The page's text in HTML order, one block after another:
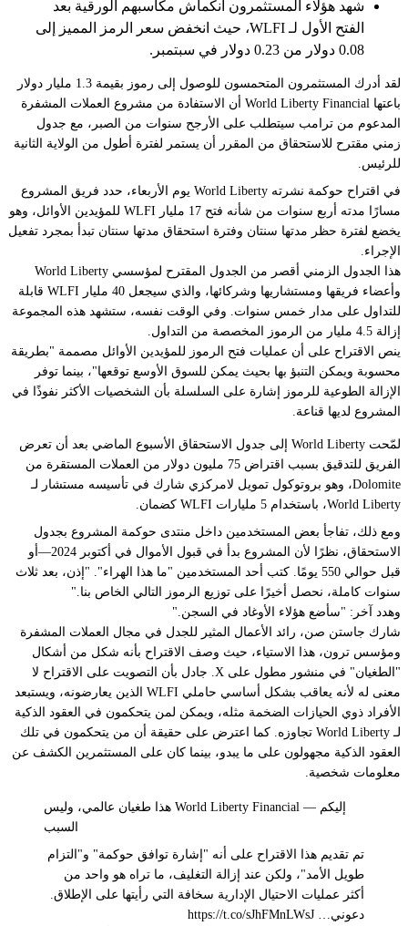
شهد هؤلاء المستثمرون انكماش مكاسبهم الورقية بعد
الفتح الأول لـ WLFI، حيث انخفض سعر الرمز المميز إلى
0.08 دولار من 0.23 دولار في سبتمبر.
لقد أدرك المستثمرون المتحمسون للوصول إلى رموز بقيمة 1.3 مليار دولار
باعتها World Liberty Financial أن الاستفادة من مشروع العملات المشفرة
المدعوم من ترامب سيتطلب على الأرجح سنوات من الصبر، مع جدول
زمني مقترح للاستحقاق من المقرر أن يستمر لفترة أطول من الولاية الثانية
للرئيس.
في اقتراح حوكمة نشرته
World Liberty يوم الأربعاء، حدد فريق المشروع
مسارًا مدته أربع سنوات من شأنه فتح 17 مليار WLFI للمؤيدين الأوائل، وهو
يخضع لفترة حظر مدتها سنتان وفترة استحقاق مدتها سنتان تبدأ بمجرد تفعيل
الإجراء.
هذا الجدول الزمني أقصر من الجدول المقترح لمؤسسي World Liberty
وأعضاء فريقها ومستشاريها وشركائها، والذي سيجعل 40 مليار WLFI قابلة
للتداول على مدار خمس سنوات. وفي الوقت نفسه، ستشهد هذه المجموعة
إزالة 4.5 مليار من الرموز المخصصة من التداول.
ينص الاقتراح على أن عمليات فتح الرموز للمؤيدين الأوائل مصممة "بطريقة
محسوبة ويمكن التنبؤ بها بحيث يمكن للسوق الأوسع توقعها"، بينما توفر
الإزالة الطوعية للرموز إشارة على السلسلة بأن الشخصيات الأكثر نفوذًا في
المشروع لديها قناعة.
لمّحت World Liberty إلى جدول الاستحقاق الأسبوع الماضي بعد أن تعرض
الفريق للتدقيق بسبب اقتراض 75 مليون دولار من العملات المستقرة من
Dolomite، وهو بروتوكول تمويل لامركزي شارك في تأسيسه مستشار لـ
World Liberty، باستخدام 5 مليارات WLFI كضمان.
ومع ذلك، تفاجأ بعض المستخدمين داخل منتدى حوكمة المشروع بجدول
الاستحقاق، نظرًا لأن المشروع بدأ في قبول الأموال في أكتوبر 2024—أو
قبل حوالي 550 يومًا. كتب أحد المستخدمين "ما هذا الهراء". "إذن، بعد ثلاث
سنوات كاملة، نحصل أخيرًا على توزيع الرموز التالي الخاص بنا."
وهدد آخر: "سأضع هؤلاء الأوغاد في السجن."
شارك جاستن صن، رائد الأعمال المثير للجدل في مجال العملات المشفرة
ومؤسس ترون، هذا الاستياء، حيث وصف الاقتراح بأنه شكل من أشكال
"الطغيان" في منشور مطول على X. جادل بأن التصويت على الاقتراح لا
معنى له لأنه يعاقب بشكل أساسي حاملي WLFI الذين يعارضونه، ويستبعد
الأفراد ذوي الحيازات الضخمة مثله، ويمكن لمن يتحكمون في العقود الذكية
لـ World Liberty تجاوزه. كما اعترض على حقيقة أن من يتحكمون في تلك
العقود الذكية مجهولون على ما يبدو، بينما كان على المستثمرين الكشف عن
معلومات شخصية.
هذا طغيان عالمي، وليس World Liberty Financial — إليكم
السبب
تم تقديم هذا الاقتراح على أنه "إشارة توافق حوكمة" و"التزام
طويل الأمد"، ولكن عند إزالة التغليف، ما تراه هو واحد من
أكثر عمليات الاحتيال الإدارية سخافة التي رأيتها على الإطلاق.
دعوني… https://t.co/sJhFMnLWsJ